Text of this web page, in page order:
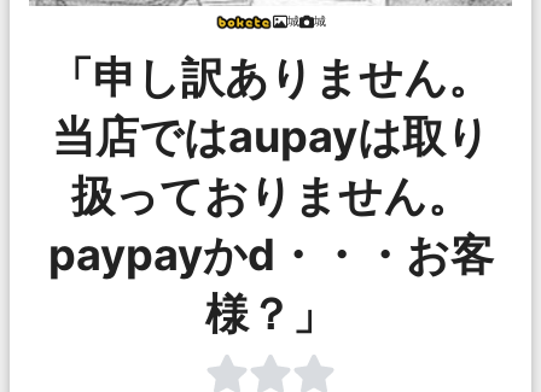
城 城
「申し訳ありません。
当店ではaupayは取り
扱っておりません。
paypayかd・・・お客
様？」